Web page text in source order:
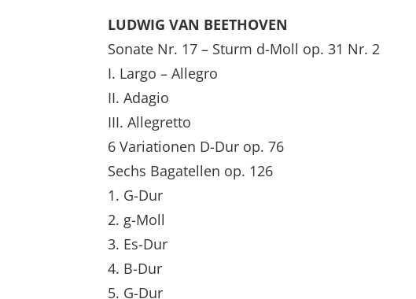
LUDWIG VAN BEETHOVEN
Sonate Nr. 17 – Sturm d-Moll op. 31 Nr. 2
I. Largo – Allegro
II. Adagio
III. Allegretto
6 Variationen D-Dur op. 76
Sechs Bagatellen op. 126
1. G-Dur
2. g-Moll
3. Es-Dur
4. B-Dur
5. G-Dur